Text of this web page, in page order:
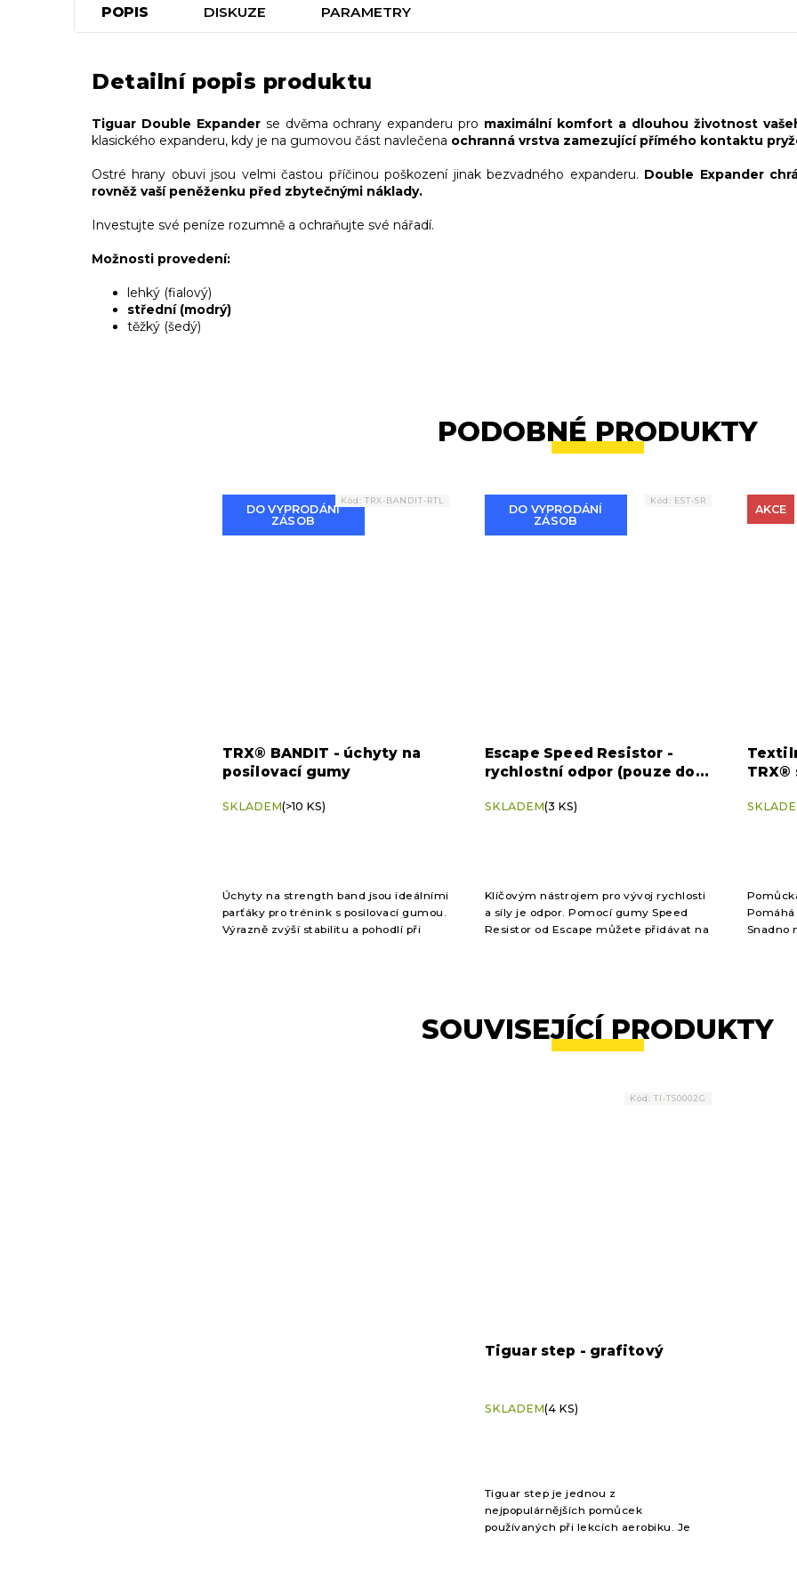
POPIS DISKUZE PARAMETRY
Detailní popis produktu
Tiguar Double Expander se dvěma ochrany expanderu pro maximální komfort a dlouhou životnost
klasického expanderu, kdy je na gumovou část navlečena ochranná vrstva zamezující přímého kontaktu
Ostré hrany obuvi jsou velmi častou příčinou poškození jinak bezvadného expanderu. Double Expander
rovněž vaší peněženku před zbytečnými náklady.
Investujte své peníze rozumně a ochraňujte své nářadí.
Možnosti provedení:
lehký (fialový)
střední (modrý)
těžký (šedý)
PODOBNÉ PRODUKTY
DO VYPRODÁNÍ
ZÁSOB
TRX® BANDIT - úchyty na
posilovací gumy
hodnocení
5
hvězdiček.
SKLADEM(>10 KS)
Úchyty na strength band jsou ideálními
parťáky pro trénink s posilovací gumou.
Výrazně zvýší stabilitu a pohodlí při
Kód: TRX-BANDIT-RTL
DO VYPRODÁNÍ
ZÁSOB
Escape Speed Resistor -
rychlostní odpor (pouze do
hodnocení
5
hvězdiček.
SKLADEM(3 KS)
Klíčovým nástrojem pro vývoj rychlosti
a síly je odpor. Pomocí gumy Speed
Resistor od Escape můžete přidávat na
Kód: EST-SR
AKCE
TRX®
5
Snadno
SOUVISEJÍCÍ PRODUKTY
Tiguar step - grafitový
SKLADEM(4 KS)
Tiguar step je jednou z
nejpopulárnějších pomůcek
používaných při lekcích aerobiku. Je
Kód: TI-TS0002G